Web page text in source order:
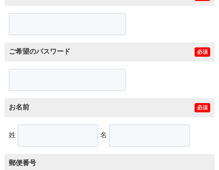
ご希望のパスワード 必須
お名前 必須
姓 名
郵便番号